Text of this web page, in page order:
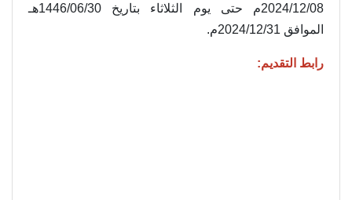
2024/12/08م حتى يوم الثلاثاء بتاريخ 1446/06/30هـ
الموافق 2024/12/31م.
رابط التقديم: